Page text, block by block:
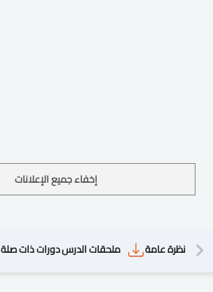
إخفاء جميع الإعلانات
نظرة عامة ملحقات الدرسدورات ذات صلة